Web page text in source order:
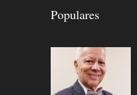
Populares